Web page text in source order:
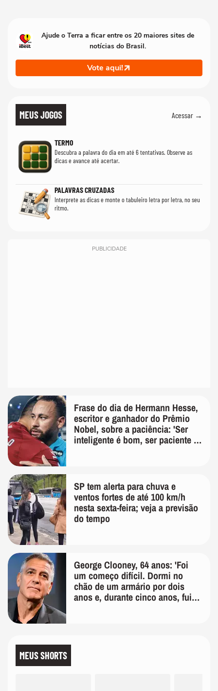
Ajude o Terra a ficar entre os 20 maiores sites de
notícias do Brasil.
Vote aqui!
MEUS JOGOS Acessar →
TERMO
Descubra a palavra do dia em até 6 tentativas. Observe as
dicas e avance até acertar.
PALAVRAS CRUZADAS
Interprete as dicas e monte o tabuleiro letra por letra, no seu
ritmo.
PUBLICIDADE
Frase do dia de Hermann Hesse,
escritor e ganhador do Prêmio
Nobel, sobre a paciência: 'Ser
inteligente é bom, ser paciente é
SP tem alerta para chuva e
ventos fortes de até 100 km/h
nesta sexta-feira; veja a previsão
do tempo
George Clooney, 64 anos: 'Foi
um começo difícil. Dormi no
chão de um armário por dois
anos e, durante cinco anos, fui
MEUS SHORTS